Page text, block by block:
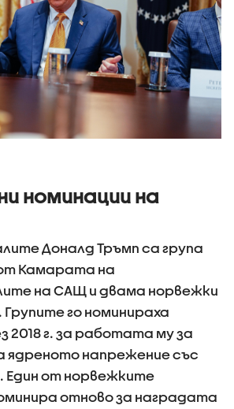
номинации на
Доналд Тръмп са група
Камарата на
на САЩ и двама норвежки
го номинираха
2018 г. за работата му за
ядреното напрежение със
Един от норвежките
отново за наградата